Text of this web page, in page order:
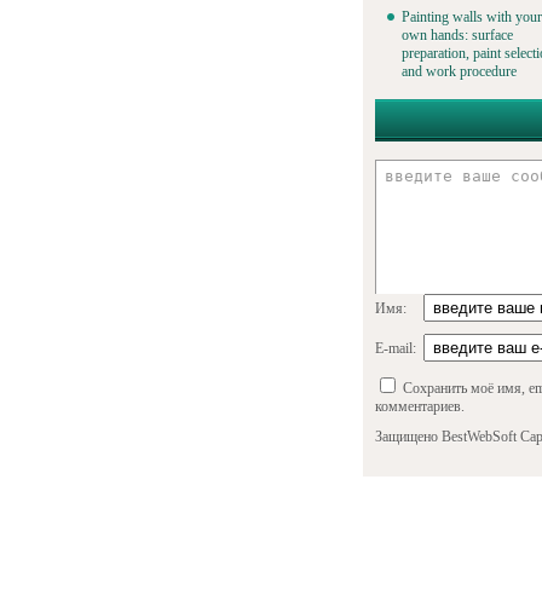
Painting walls with your
own hands: surface
preparation, paint
and work procedure
Имя:
E-mail:
Сохранить моё имя,
комментариев.
Защищено BestWebSoft